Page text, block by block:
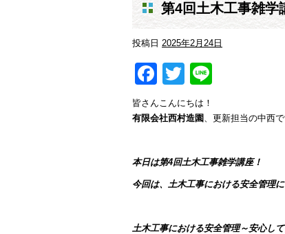
第4回土木工事雑学
投稿日 2025年2月24日
Facebook
Twitter
皆さんこんにちは！
有限会社西村造園 、更新担当の中西で
本日は第4回土木工事雑学講座！
今回は、土木工事における安全管理に
土木工事における安全管理～安心し